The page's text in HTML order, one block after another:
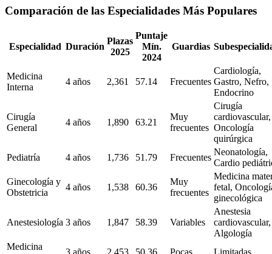
Comparación de las Especialidades Más Populares
Especialidad Duración
Plazas
2025
Puntaje
Mín.
2024
Guardias
Medicina
Interna
4 años 2,361 57.14 Frecuentes
Cardiología,
Gastro, Nefro,
Endocrino
Cirugía
General
4 años 1,890 63.21
Muy
frecuentes
Cirugía
cardiovascular,
Oncología
quirúrgica
Pediatría
4 años 1,736 51.79 Frecuentes
Neonatología,
Cardio
Ginecología y
Obstetricia
4 años 1,538 60.36
Muy
frecuentes
Medicina
fetal,
ginecológica
Anestesiología 3 años 1,847 58.39 Variables
Anestesia
cardiovascular,
Algología
Medicina